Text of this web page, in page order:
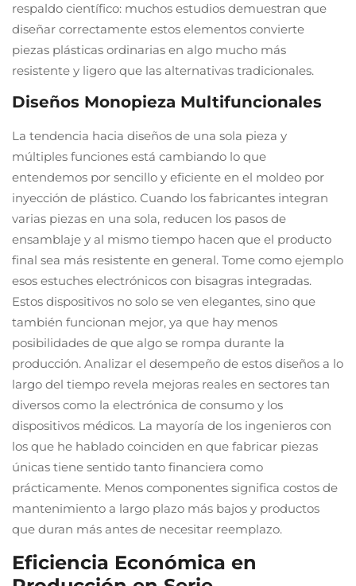
respaldo científico: muchos estudios demuestran que
diseñar correctamente estos elementos convierte
piezas plásticas ordinarias en algo mucho más
resistente y ligero que las alternativas tradicionales.
Diseños Monopieza Multifuncionales
La tendencia hacia diseños de una sola pieza y
múltiples funciones está cambiando lo que
entendemos por sencillo y eficiente en el moldeo por
inyección de plástico. Cuando los fabricantes integran
varias piezas en una sola, reducen los pasos de
ensamblaje y al mismo tiempo hacen que el producto
final sea más resistente en general. Tome como ejemplo
esos estuches electrónicos con bisagras integradas.
Estos dispositivos no solo se ven elegantes, sino que
también funcionan mejor, ya que hay menos
posibilidades de que algo se rompa durante la
producción. Analizar el desempeño de estos diseños a lo
largo del tiempo revela mejoras reales en sectores tan
diversos como la electrónica de consumo y los
dispositivos médicos. La mayoría de los ingenieros con
los que he hablado coinciden en que fabricar piezas
únicas tiene sentido tanto financiera como
prácticamente. Menos componentes significa costos de
mantenimiento a largo plazo más bajos y productos
que duran más antes de necesitar reemplazo.
Eficiencia Económica en